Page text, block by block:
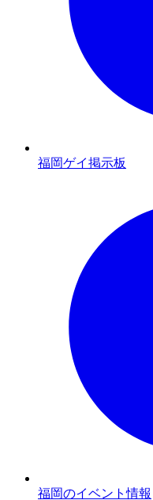
福岡ゲイ掲示板
福岡のイベント情報